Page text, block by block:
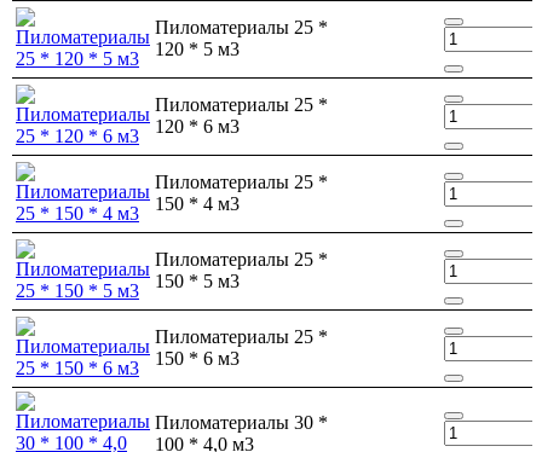
Пиломатериалы 25 *
120 * 5 м3
Пиломатериалы 25 *
120 * 6 м3
Пиломатериалы 25 *
150 * 4 м3
Пиломатериалы 25 *
150 * 5 м3
Пиломатериалы 25 *
150 * 6 м3
Пиломатериалы 30 *
100 * 4,0 м3